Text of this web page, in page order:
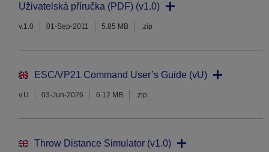
Uživatelská příručka (PDF) (v1.0)
v.1.0 01-Sep-2011 5.85 MB .zip
ESC/VP21 Command User’s Guide (vU)
v.U 03-Jun-2026 6.12 MB .zip
Throw Distance Simulator (v1.0)